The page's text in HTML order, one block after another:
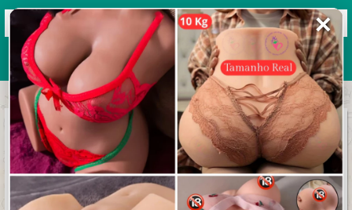
Grupos de WhatsApp 2026
+ Enviar grupo
✕